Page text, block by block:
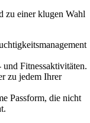
zu einer klugen Wahl
Fitnessaktivitäten.
zu jedem Ihrer
Passform, die nicht